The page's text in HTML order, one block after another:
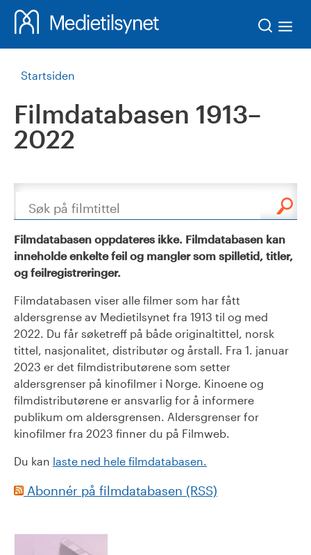
Startsiden
Filmdatabasen 1913–
2022
Søk
Filmdatabasen oppdateres ikke. Filmdatabasen kan
inneholde enkelte feil og mangler som spilletid, titler,
og feilregistreringer.
Filmdatabasen viser alle filmer som har fått
aldersgrense av Medietilsynet fra 1913 til og med
2022. Du får søketreff på både originaltittel, norsk
tittel, nasjonalitet, distributør og årstall. Fra 1. januar
2023 er det filmdistributørene som setter
aldersgrenser på kinofilmer i Norge. Kinoene og
filmdistributørene er ansvarlig for å informere
publikum om aldersgrensen. Aldersgrenser for
kinofilmer fra 2023 finner du på Filmweb.
Du kan laste ned hele filmdatabasen.
Abonnér på filmdatabasen (RSS)